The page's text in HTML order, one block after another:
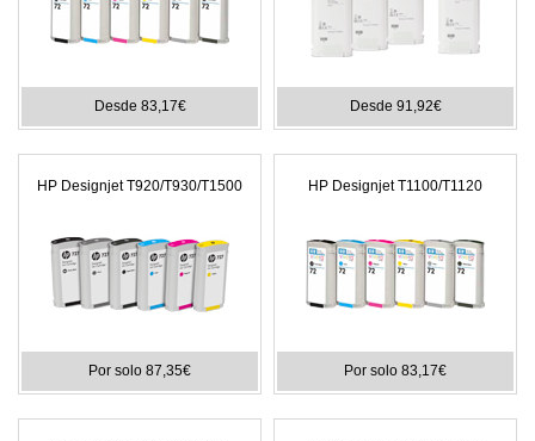
Desde 83,17€ Desde 91,92€
HP Designjet T920/T930/T1500
Por solo 87,35€
HP Designjet T1100/T1120
Por solo 83,17€